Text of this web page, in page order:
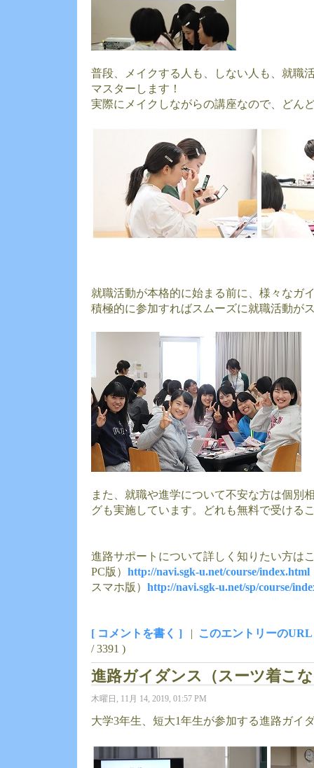
普段、メイクする人も、しない人も、就職
マスターします！
実際にメイクしながらの講座なので、どん
就職活動が本格的に始まる前に、様々なガ
積極的に参加すればスムーズに就職活動が
また、就職や進学について不安な方は個別
グも実施しています。どれも無料で受ける
進路サポートについて詳しく知りたい方は
PC版） http://navi.sgk-u.net/course/index.html
スマホ版） http://navi.sgk-u.net/sp/course/
[ コメントを書く ] | このエントリーのURL
/ 3391 )
進路ガイダンス（スーツ着こ
木曜日, 11月 14, 2019, 01:57 PM
大学3年生、短大1年生が参加する進路ガイ